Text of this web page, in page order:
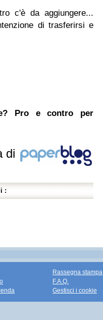
c'è da aggiungere...
di trasferirsi e
Pro e contro per
di
:
Rassegna stampa
F.A.Q.
Gestisci i cookie